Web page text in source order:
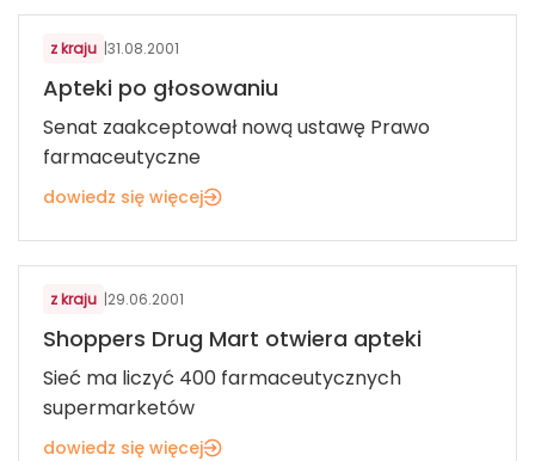
z kraju |31.08.2001
Apteki po głosowaniu
Senat zaakceptował nową ustawę Prawo
farmaceutyczne
dowiedz się więcej
ZDROWIE I WELLBEING
z kraju |29.06.2001
Shoppers Drug Mart otwiera apteki
Sieć ma liczyć 400 farmaceutycznych
supermarketów
dowiedz się więcej